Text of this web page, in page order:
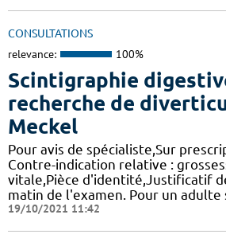
CONSULTATIONS
relevance: 100%
Scintigraphie
recherche de
Meckel
Pour avis de spécialiste,Sur
Contre-indication relative :
vitale,Pièce d'identité,Justificatif
matin de l'examen. Pour un adulte
19/10/2021 11:42